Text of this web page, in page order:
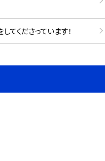
てくださっています！